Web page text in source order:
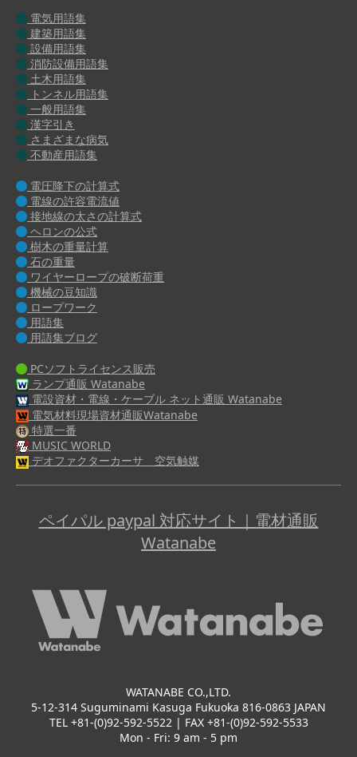
電気用語集
建築用語集
設備用語集
消防設備用語集
土木用語集
トンネル用語集
一般用語集
漢字引き
さまざまな病気
不動産用語集
電圧降下の計算式
電線の許容電流値
接地線の太さの計算式
ヘロンの公式
樹木の重量計算
石の重量
ワイヤーロープの破断荷重
機械の豆知識
ロープワーク
用語集
用語集ブログ
PCソフトライセンス販売
ランプ通販 Watanabe
電設資材・電線・ケーブル ネット通販 Watanabe
電気材料現場資材通販Watanabe
特選一番
MUSIC WORLD
デオファクターカーサ 空気触媒
ペイパル paypal 対応サイト｜電材通販
Watanabe
WATANABE CO.,LTD.
5-12-314 Suguminami Kasuga Fukuoka 816-0863 JAPAN
TEL +81-(0)92-592-5522 | FAX +81-(0)92-592-5533
Mon - Fri: 9 am - 5 pm